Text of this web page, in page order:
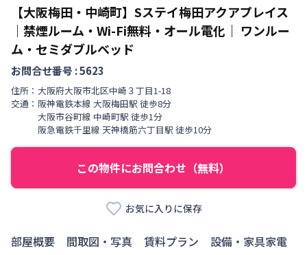
【大阪梅田・中崎町】Sステイ梅田アクアプレイス
｜禁煙ルーム・Wi-Fi無料・オール電化｜ ワンルー
ム・セミダブルベッド
お問合せ番号 :5623
住所： 大阪府大阪市北区中崎３丁目1-18
交通： 阪神電鉄本線 大阪梅田駅 徒歩8分
大阪市谷町線 中崎町駅 徒歩1分
阪急電鉄千里線 天神橋筋六丁目駅 徒歩10分
この物件にお問合わせ（無料）
お気に入りに保存
部屋概要 間取図・写真 賃料プラン 設備・家具家電